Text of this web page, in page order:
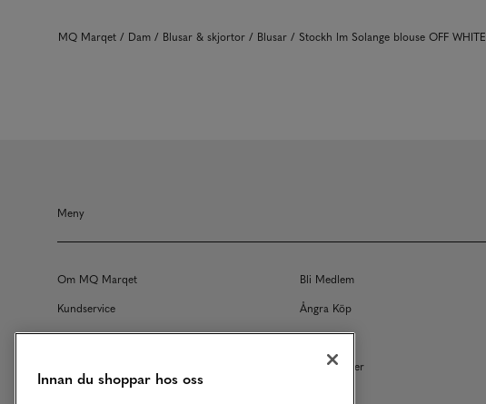
MQ Marqet Dam Blusar & skjortor Blusar Stockh lm Solange blouse OFF WHITE
Meny
Om MQ Marqet Bli Medlem
Kundservice
Ångra Köp
Returer
Köpvillkor
Våra Tjänster
Innan du shoppar hos oss